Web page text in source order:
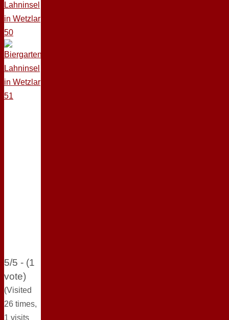
5/5 - (1
vote)
(Visited
26 times,
1 visits